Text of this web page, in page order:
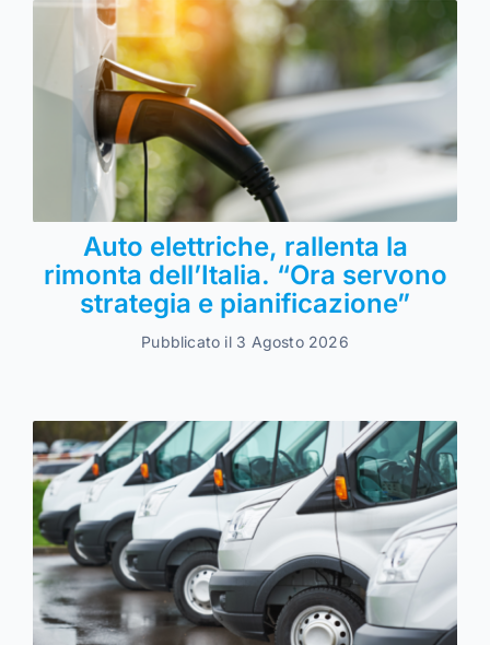
Auto elettriche, rallenta la
rimonta dell’Italia. “Ora servono
strategia e pianificazione”
Pubblicato il 3 Agosto 2026